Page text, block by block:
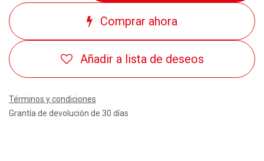
Comprar ahora
Añadir a lista de deseos
Términos y condiciones
Grantía de devolución de 30 días